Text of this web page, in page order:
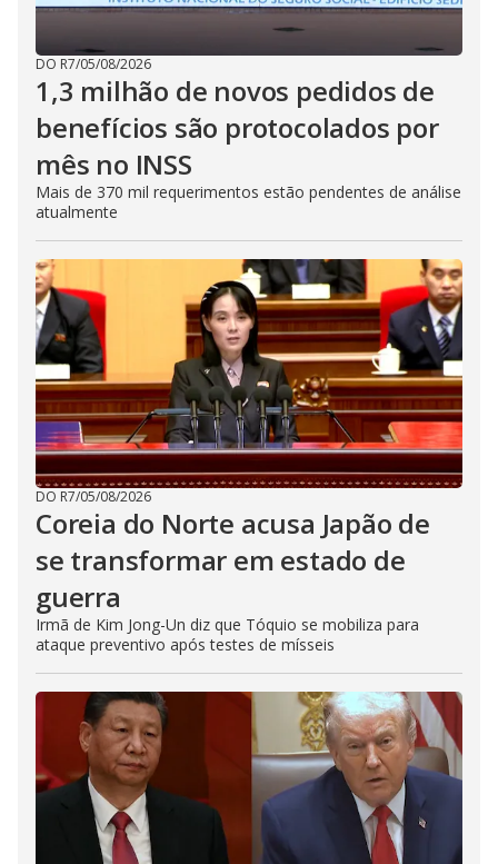
DO R7/05/08/2026
1,3 milhão de novos pedidos de
benefícios são protocolados por
mês no INSS
Mais de 370 mil requerimentos estão pendentes de análise
atualmente
DO R7/05/08/2026
Coreia do Norte acusa Japão de
se transformar em estado de
guerra
Irmã de Kim Jong-Un diz que Tóquio se mobiliza para
ataque preventivo após testes de mísseis